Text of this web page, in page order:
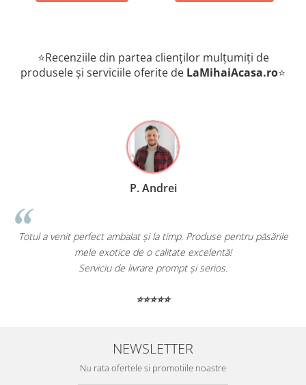
⭐Recenziile din partea clienților mulțumiți de
produsele și serviciile oferite de LaMihaiAcasa.ro⭐
P. Andrei
a venit perfect ambalat și la timp. Produse pentru păsările
mele exotice de o calitate excelentă!
Serviciu de livrare prompt și serios.
NEWSLETTER
Nu rata ofertele si promotiile noastre